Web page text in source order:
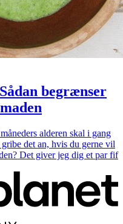
begrænser
alderen skal i gang
det an, hvis du gerne vil
Det giver jeg dig et par fif